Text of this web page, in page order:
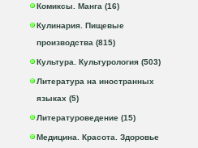
Комиксы. Манга (16)
Кулинария. Пищевые
производства (815)
Культура. Культурология (503)
Литература на иностранных
языках (5)
Литературоведение (15)
Медицина. Красота. Здоровье